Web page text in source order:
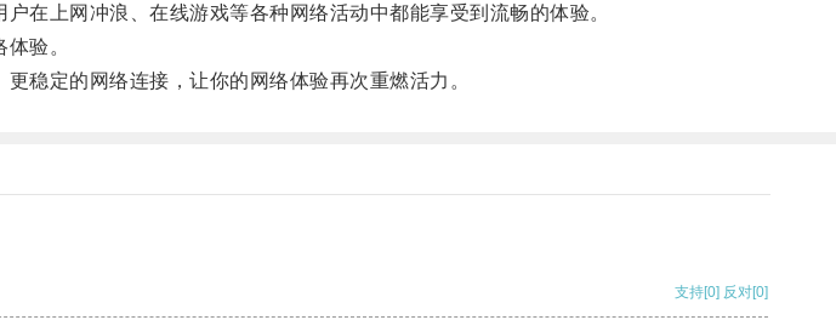
上网冲浪、在线游戏等各种网络活动中都能享受到流畅的体验。
验。
定的网络连接，让你的网络体验再次重燃活力。
支持[0] 反对[0]